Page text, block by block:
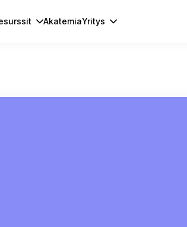
AkatemiaYritys